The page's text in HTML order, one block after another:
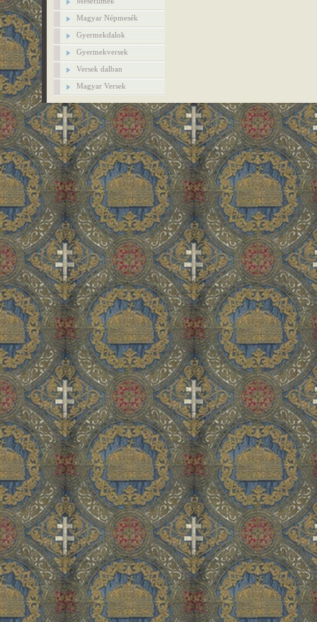
Magyar Népmesék
Gyermekdalok
Gyermekversek
Versek dalban
Magyar Versek